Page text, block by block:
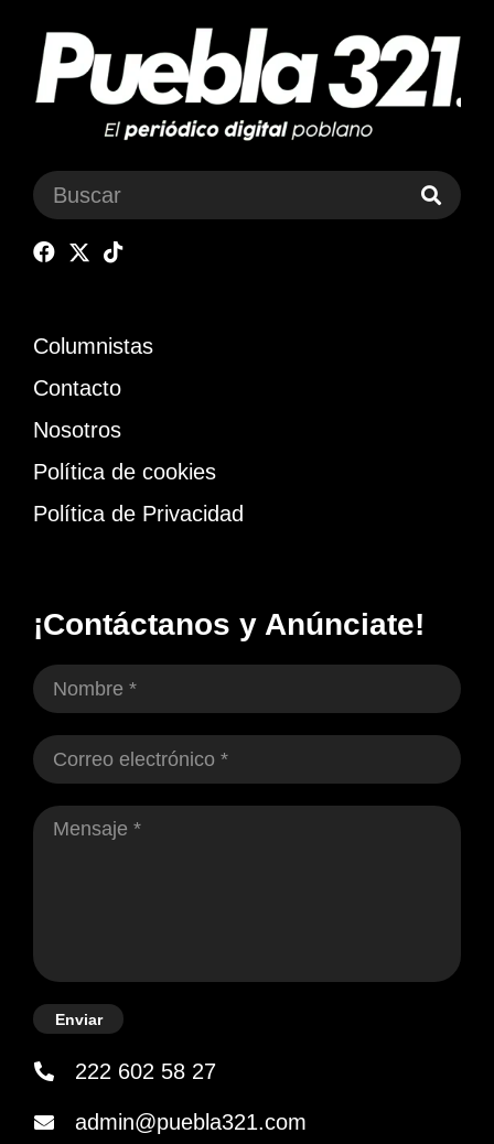
Columnistas
Contacto
Nosotros
Política de cookies
Política de Privacidad
¡Contáctanos y Anúnciate!
Enviar
222 602 58 27
admin@puebla321.com